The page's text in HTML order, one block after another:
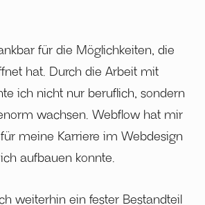
für die Möglichkeiten, die
hat. Durch die Arbeit mit
ich nicht nur beruflich, sondern
wachsen. Webflow hat mir
meine Karriere im Webdesign
aufbauen konnte.
weiterhin ein fester Bestandteil